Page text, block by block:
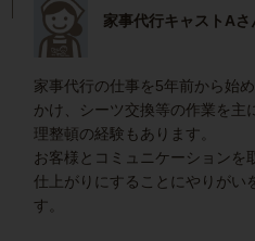
家事代行キャストA
家事代行の仕事を5年前から始
かけ、シーツ交換等の作業を主
理整頓の経験もあります。
お客様とコミュニケーションを
仕上がりにすることにやりがい
す。